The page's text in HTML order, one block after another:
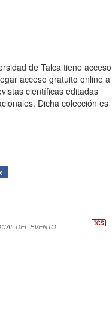
de Talca tiene acceso
acceso gratuito online a
científicas editadas
Dicha colección es
DEL EVENTO